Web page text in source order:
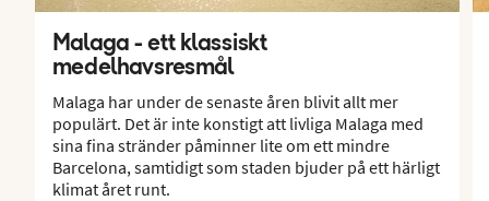
Malaga - ett klassiskt
medelhavsresmål
Malaga har under de senaste åren blivit allt mer
populärt. Det är inte konstigt att livliga Malaga med
sina fina stränder påminner lite om ett mindre
Barcelona, samtidigt som staden bjuder på ett härligt
klimat året runt.